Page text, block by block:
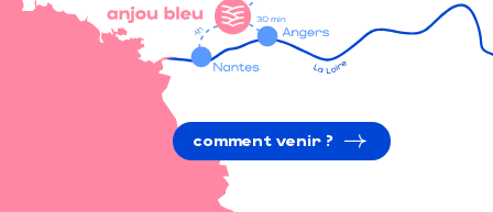
comment venir ?